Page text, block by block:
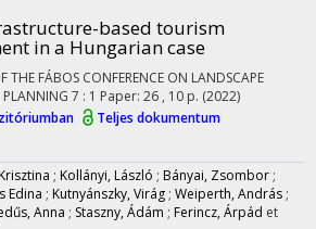
based tourism
in a Hungarian case
THE FÁBOS CONFERENCE ON LANDSCAPE
PLANNING 7 : 1 Paper: 26 , 10 p. (2022)
Teljes dokumentum
; Kollányi, László ; Bányai, Zsombor ;
Edina ; Kutnyánszky, Virág ; Weiperth, András ;
Anna ; Staszny, Ádám ; Ferincz, Árpád et